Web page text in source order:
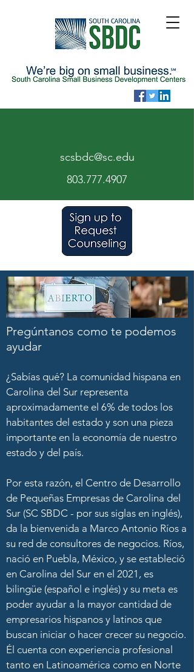
scsbdc@sc.edu
803.777.4907
Pregúntanos como te podemos
ayudar
¿Sabías qué? La comunidad hispana en
Carolina del Sur representa
aproximadamente el 6% de todos los
habitantes del estado y son una pieza
importante en la economía de nuestro
estado y del país.
Por esta razón, el Centro de Desarrollo
de Pequeñas Empresas de Carolina del
Sur (SC SBDC - por sus siglas en inglés),
da la bienvenida a Marco Antonio Ríos a
su red de consultores de negocios. Ríos,
nació en Puebla, México, y se estableció
en Carolina del Sur en el 2021, es
bilingüe (español e inglés) y su meta es
poder ayudar a la mayor cantidad de
empresarios hispanos y latinos que
buscan iniciar o hacer crecer su negocio.
Él cuenta con experiencia profesional
tanto en Latinoamérica como en Norte